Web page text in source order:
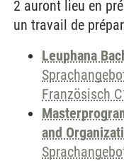
2 auront lieu en
un travail de
Leuphana
Französisch
and